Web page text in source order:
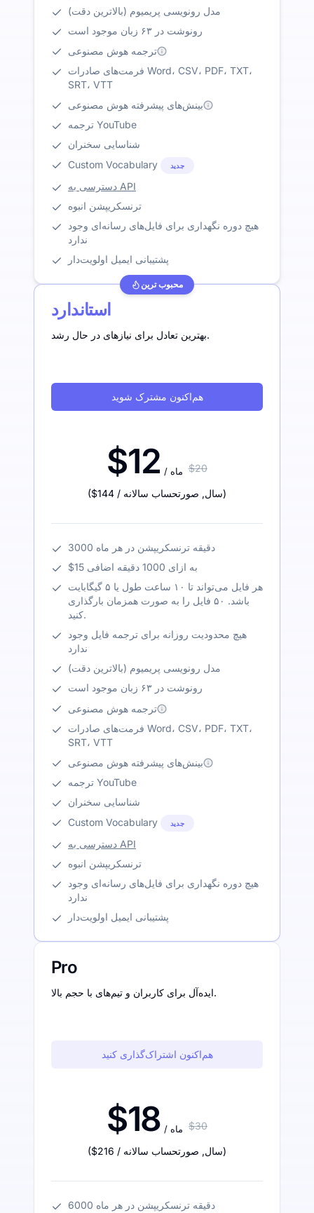
مدل رونویسی پریمیوم (بالاترین دقت)
رونوشت در ۶۳ زبان موجود است
ترجمه هوش مصنوعی
فرمت‌های صادرات Word، CSV، PDF، TXT،
SRT، VTT
بینش‌های پیشرفته هوش مصنوعی
ترجمه YouTube
شناسایی سخنران
Custom Vocabulary
جدید
دسترسی به API
ترنسکریپشن انبوه
هیچ دوره نگهداری برای فایل‌های رسانه‌ای وجود
ندارد
پشتیبانی ایمیل اولویت‌دار
محبوب ترین
استاندارد
بهترین تعادل برای نیازهای در حال رشد.
هم‌اکنون مشترک شوید
$12 / ماه $20
($144 / سال, صورتحساب سالانه )
3000 دقیقه ترنسکریپشن در هر ماه
$15 به ازای 1000 دقیقه اضافی
هر فایل می‌تواند تا ۱۰ ساعت طول یا ۵ گیگابایت
باشد. ۵۰ فایل را به صورت همزمان بارگذاری
کنید.
هیچ محدودیت روزانه برای ترجمه فایل وجود
ندارد
مدل رونویسی پریمیوم (بالاترین دقت)
رونوشت در ۶۳ زبان موجود است
ترجمه هوش مصنوعی
فرمت‌های صادرات Word، CSV، PDF، TXT،
SRT، VTT
بینش‌های پیشرفته هوش مصنوعی
ترجمه YouTube
شناسایی سخنران
Custom Vocabulary
جدید
دسترسی به API
ترنسکریپشن انبوه
هیچ دوره نگهداری برای فایل‌های رسانه‌ای وجود
ندارد
پشتیبانی ایمیل اولویت‌دار
Pro
ایده‌آل برای کاربران و تیم‌های با حجم بالا.
هم‌اکنون اشتراک‌گذاری کنید
$18 / ماه $30
($216 / سال, صورتحساب سالانه )
6000 دقیقه ترنسکریپشن در هر ماه